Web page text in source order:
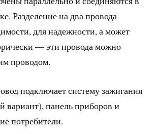
Разделение на два провода
для надежности, а может
— эти провода можно
проводом.
подключает систему зажигания
вариант), панель приборов и
потребители.